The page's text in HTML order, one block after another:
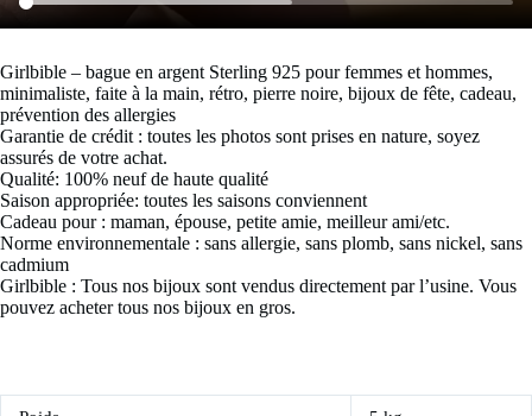
Girlbible – bague en argent Sterling 925 pour femmes et hommes,
minimaliste, faite à la main, rétro, pierre noire, bijoux de fête, cadeau,
prévention des allergies
Garantie de crédit : toutes les photos sont prises en nature, soyez
assurés de votre achat.
Qualité: 100% neuf de haute qualité
Saison appropriée: toutes les saisons conviennent
Cadeau pour : maman, épouse, petite amie, meilleur ami/etc.
Norme environnementale : sans allergie, sans plomb, sans nickel, sans
cadmium
Girlbible : Tous nos bijoux sont vendus directement par l’usine. Vous
pouvez acheter tous nos bijoux en gros.